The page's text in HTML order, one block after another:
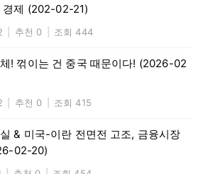
경제 (202-02-21)
추천 0 조회 444
! 꺾이는 건 중국 때문이다! (2026-02
추천 0 조회 415
& 미국-이란 전면전 고조, 금융시장
02-20)